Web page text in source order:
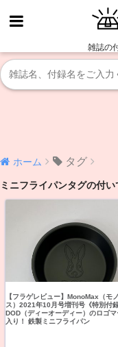
雑誌の
ホーム タグ
ミニフライパンタグの付
【フラゲレビュー】MonoMax（モ
ス）2021年10月号増刊号《特別付録
DOD（ディーオーディー）のロゴ
入り！ 鉄製ミニフライパン